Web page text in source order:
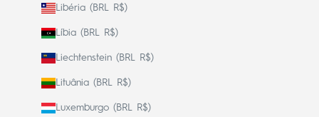
Libéria (BRL R$)
Líbia (BRL R$)
Liechtenstein (BRL R$)
Lituânia (BRL R$)
Luxemburgo (BRL R$)